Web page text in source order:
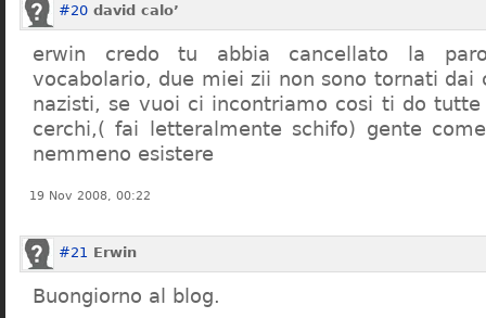
#20 david calo’
erwin credo tu abbia cancellato la
vocabolario, due miei zii non sono tornati dai
nazisti, se vuoi ci incontriamo cosi ti do tutte
cerchi,( fai letteralmente schifo) gente
nemmeno esistere
19 Nov 2008, 00:22
#21 Erwin
Buongiorno al blog.